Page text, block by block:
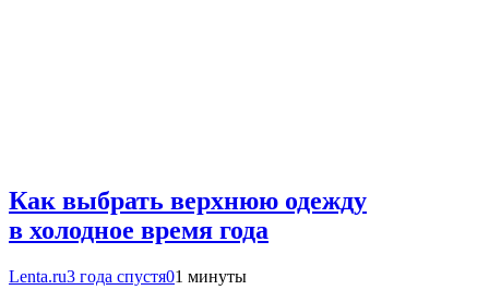
Как выбрать верхнюю одежду
в холодное время года
Lenta.ru3 года спустя01 минуты